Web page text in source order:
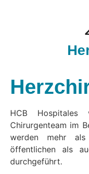
HCB
Chirurgenteam im
werden mehr
öffentlichen als
durchgeführt.